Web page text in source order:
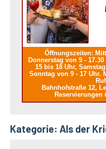
Öffnungszeiten:
Donnerstag von 9 -
15 bis 18 Uhr,
Sonntag von 9 - 17 Uhr.
Bahnhofstraße 12,
Reservierungen
Kategorie: Als der